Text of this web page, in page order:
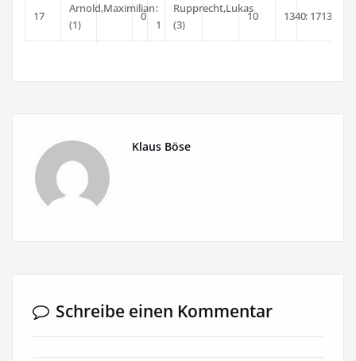
17
Arnold,Maximilian
(1)
0
:
1
Rupprecht,Lukas
(3)
10 1340: 1713
Klaus Böse
Schreibe einen Kommentar